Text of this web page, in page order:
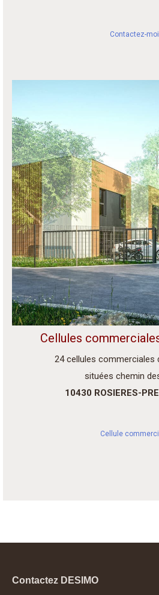
Contactez-moi
Cellules
24 cellules commerciales
situées chemin
10430 ROSIERES-
Cellule
Contactez DESIMO